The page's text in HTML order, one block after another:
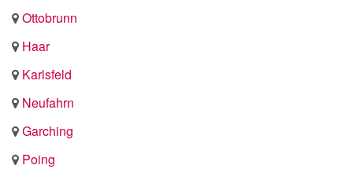
Ottobrunn
Haar
Karlsfeld
Neufahrn
Garching
Poing